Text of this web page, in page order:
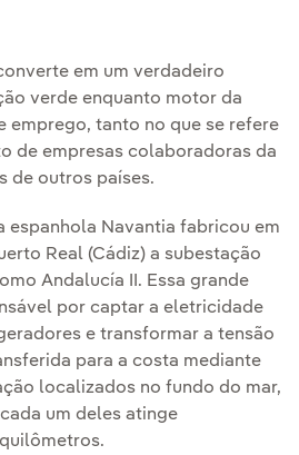
em um verdadeiro
verde enquanto motor da
emprego, tanto no que se refere
de empresas colaboradoras da
de outros países.
espanhola Navantia fabricou em
Real (Cádiz) a subestação
Andalucía II. Essa grande
por captar a eletricidade
e transformar a tensão
para a costa mediante
localizados no fundo do mar,
um deles atinge